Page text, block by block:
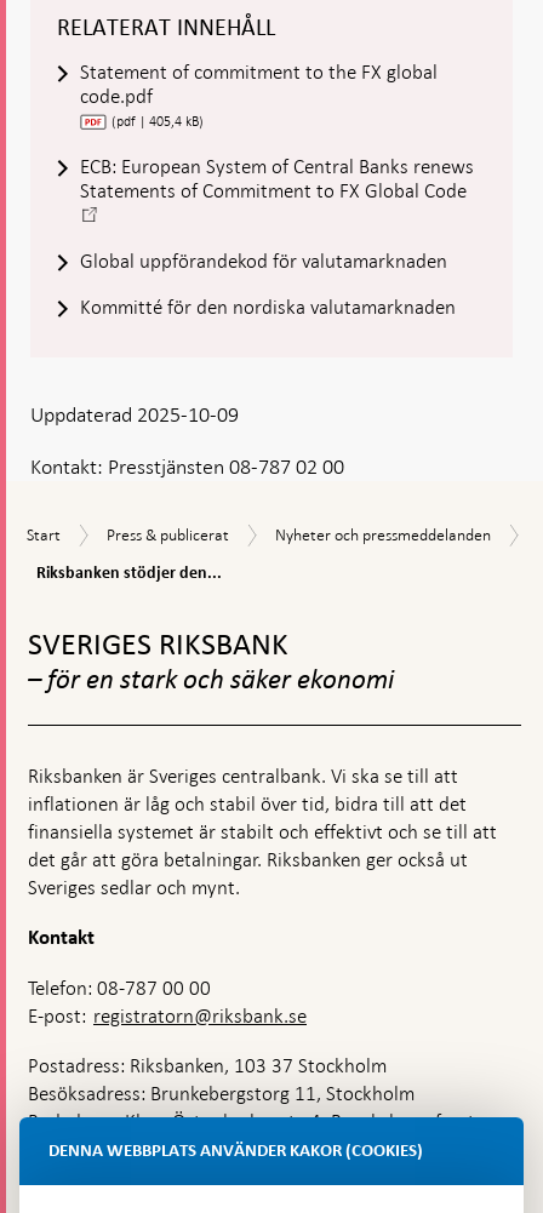
RELATERAT INNEHÅLL
Statement of commitment to the FX global
code.pdf
(pdf | 405,4 kB)
ECB: European System of Central Banks renews
Statements of Commitment to FX Global Code-
Global uppförandekod för valutamarknaden
Kommitté för den nordiska valutamarknaden
Kontakt: Presstjänsten 08-787 02 00
Uppdaterad 2025-10-09
Start
Start
Press
publicerat
Press & publicerat
Nyheter
Nyheter och pressmeddelanden
Riksbanken
globala
uppförandekoden
för
Riksbanken stödjer den...
toppnavigation
SVERIGES RIKSBANK
– för en stark och säker ekonomi
Riksbanken är Sveriges centralbank. Vi ska se till att
inflationen är låg och stabil över tid, bidra till att det
finansiella systemet är stabilt och effektivt och se till att
det går att göra betalningar. Riksbanken ger också ut
Sveriges sedlar och mynt.
Kontakt
Telefon: 08-787 00 00
E-post: registratorn@riksbank.se
Postadress: Riksbanken, 103 37 Stockholm
Besöksadress: Brunkebergstorg 11, Stockholm
Budadress: Klara Östra kyrkogata 4, Brunkebergsfaret,
Lastplats 6
DENNA WEBBPLATS ANVÄNDER KAKOR (COOKIES)